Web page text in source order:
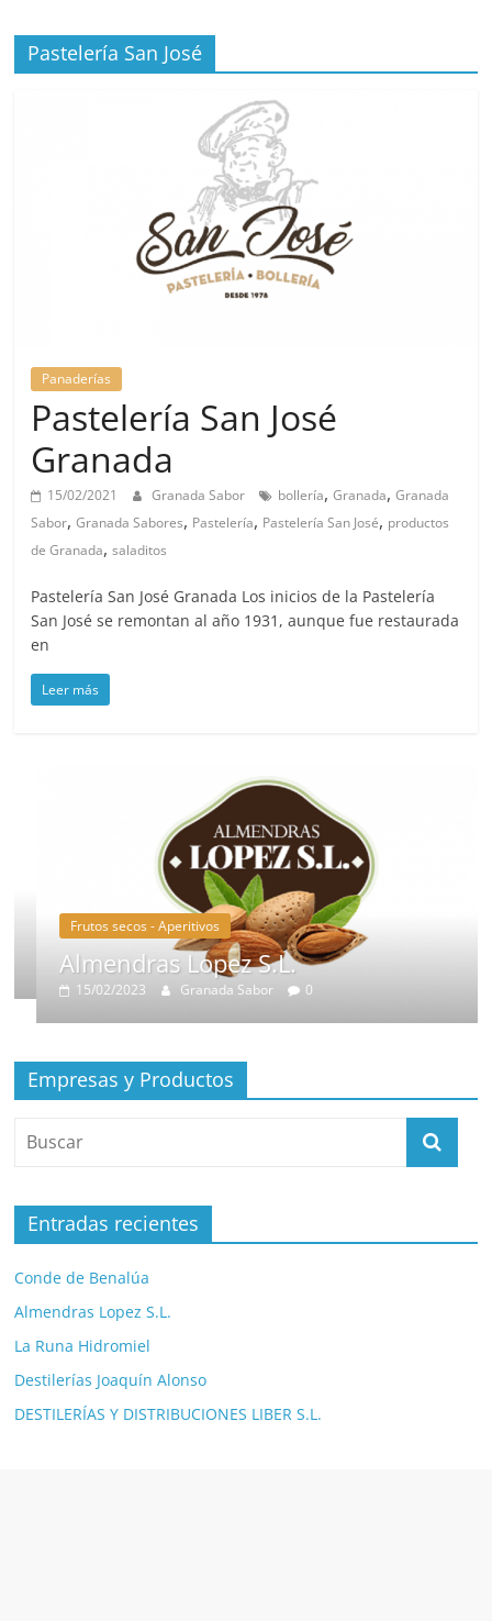
Pastelería San José
Panaderías
Pastelería San José
Granada
15/02/2021 Granada Sabor bollería,Granada,Granada
Sabor,Granada Sabores, Pastelería, Pastelería San José, productos
de Granada,saladitos
Pastelería San José Granada Los inicios de la Pastelería
San José se remontan al año 1931, aunque fue restaurada
en
Leer más
Frutos secos - Aperitivos
Almendras Lopez S.L.
15/02/2023 Granada Sabor 0
Empresas y Productos
Entradas recientes
Conde de Benalúa
Almendras Lopez S.L.
La Runa Hidromiel
Destilerías Joaquín Alonso
DESTILERÍAS Y DISTRIBUCIONES LIBER S.L.